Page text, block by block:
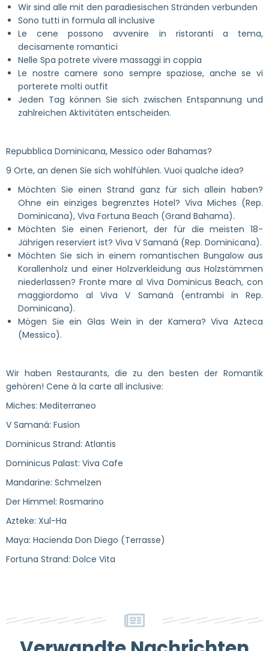
Wir sind alle mit den paradiesischen Stränden verbunden
Sono tutti in formula all inclusive
Le cene possono avvenire in ristoranti a tema,
decisamente romantici
Nelle Spa potrete vivere massaggi in coppia
Le nostre camere sono sempre spaziose, anche se vi
porterete molti outfit
Jeden Tag können Sie sich zwischen Entspannung und
zahlreichen Aktivitäten entscheiden.
Repubblica Dominicana, Messico oder Bahamas?
9 Orte, an denen Sie sich wohlfühlen. Vuoi qualche idea?
Möchten Sie einen Strand ganz für sich allein haben?
Ohne ein einziges begrenztes Hotel? Viva Miches (Rep.
Dominicana), Viva Fortuna Beach (Grand Bahama).
Möchten Sie einen Ferienort, der für die meisten 18-
Jährigen reserviert ist? Viva V Samaná (Rep. Dominicana).
Möchten Sie sich in einem romantischen Bungalow aus
Korallenholz und einer Holzverkleidung aus Holzstämmen
niederlassen? Fronte mare al Viva Dominicus Beach, con
maggiordomo al Viva V Samaná (entrambi in Rep.
Dominicana).
Mögen Sie ein Glas Wein in der Kamera? Viva Azteca
(Messico).
Wir haben Restaurants, die zu den besten der Romantik
gehören! Cene à la carte all inclusive:
Miches: Mediterraneo
V Samaná: Fusion
Dominicus Strand: Atlantis
Dominicus Palast: Viva Cafe
Mandarine: Schmelzen
Der Himmel: Rosmarino
Azteke: Xul-Ha
Maya: Hacienda Don Diego (Terrasse)
Fortuna Strand: Dolce Vita